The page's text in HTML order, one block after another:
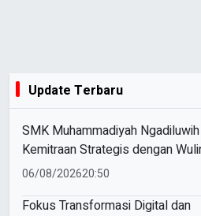
Update Terbaru
SMK Muhammadiyah
Kemitraan Strategis dengan
Perkuat Kompetensi Siswa
06/08/202620:50
Fokus Transformasi Digital dan